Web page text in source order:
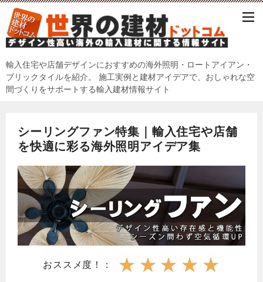
輸入住宅や店舗デザインにおすすめの海外照明・ロートアイアン・
ブリックタイルを紹介。 施工実例と建材アイデアで、おしゃれな空
間づくりをサポートする輸入建材情報サイト
シーリングファン特集｜輸入住宅や店舗
を快適に彩る海外照明アイデア集
おススメ度！： ★ ★ ★ ★ ★